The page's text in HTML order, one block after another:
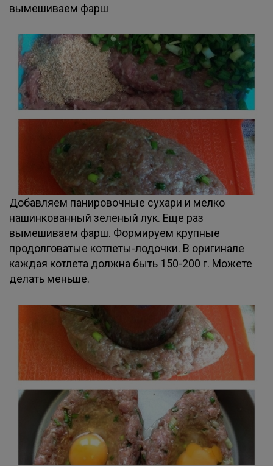
вымешиваем фарш
Добавляем панировочные сухари и мелко
нашинкованный зеленый лук. Еще раз
вымешиваем фарш. Формируем крупные
продолговатые котлеты-лодочки. В оригинале
каждая котлета должна быть 150-200 г. Можете
делать меньше.